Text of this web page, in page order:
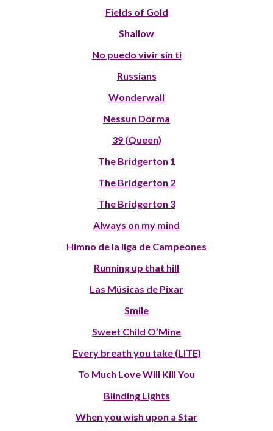
Fields of Gold
Shallow
No puedo vivir sin ti
Russians
Wonderwall
Nessun Dorma
39 (Queen)
The Bridgerton 1
The Bridgerton 2
The Bridgerton 3
Always on my mind
Himno de la liga de Campeones
Running up that hill
Las Músicas de Pixar
Smile
Sweet Child O’Mine
Every breath you take (LITE)
To Much Love Will Kill You
Blinding Lights
When you wish upon a Star